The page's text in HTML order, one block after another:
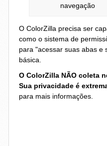
navegação
O ColorZilla precisa ser
como o sistema de
para "acessar suas abas e
básica.
O ColorZilla NÃO coleta
Sua privacidade é
para mais informações.